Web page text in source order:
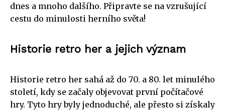
dnes a mnoho dalšího. Připravte se na vzrušující
cestu do minulosti herního světa!
Historie retro her a jejich význam
Historie retro her sahá až do 70. a 80. let minulého
století, kdy se začaly objevovat první počítačové
hry. Tyto hry byly jednoduché, ale přesto si získaly